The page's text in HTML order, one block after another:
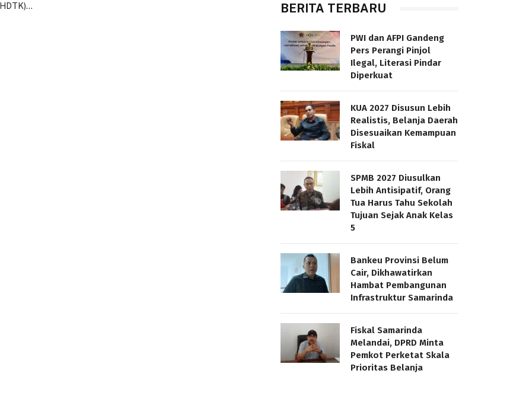
BERITA TERBARU
PWI dan AFPI Gandeng
Pers Perangi Pinjol
Ilegal, Literasi Pindar
Diperkuat
KUA 2027 Disusun Lebih
Realistis, Belanja Daerah
Disesuaikan Kemampuan
Fiskal
SPMB 2027 Diusulkan
Lebih Antisipatif, Orang
Tua Harus Tahu Sekolah
Tujuan Sejak Anak Kelas
5
Bankeu Provinsi Belum
Cair, Dikhawatirkan
Hambat Pembangunan
Infrastruktur Samarinda
Fiskal Samarinda
Melandai, DPRD Minta
Pemkot Perketat Skala
Prioritas Belanja